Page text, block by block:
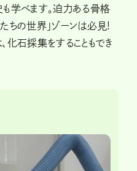
学べます。迫力ある骨格
ちの世界」ゾーンは必見!
化石採集をすることもでき